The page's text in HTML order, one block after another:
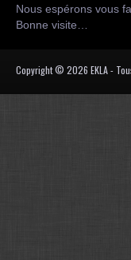
Nous espérons vous
Bonne visite…
Copyright © 2026 EKLA -